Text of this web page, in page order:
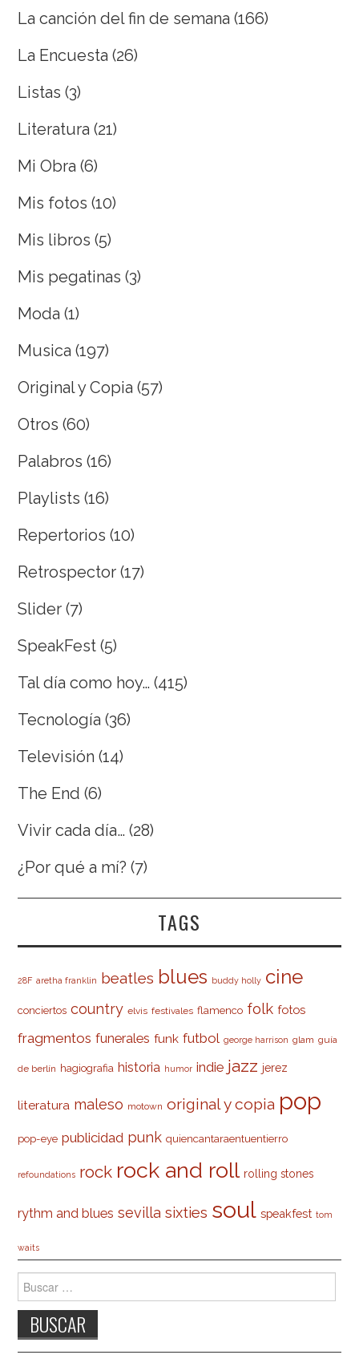
La canción del fin de semana (166)
La Encuesta (26)
Listas (3)
Literatura (21)
Mi Obra (6)
Mis fotos (10)
Mis libros (5)
Mis pegatinas (3)
Moda (1)
Musica (197)
Original y Copia (57)
Otros (60)
Palabros (16)
Playlists (16)
Repertorios (10)
Retrospector (17)
Slider (7)
SpeakFest (5)
Tal día como hoy… (415)
Tecnología (36)
Televisión (14)
The End (6)
Vivir cada día… (28)
¿Por qué a mí? (7)
TAGS
28F aretha franklin beatles blues buddy holly cine
conciertos country elvis festivales flamenco folk fotos
fragmentos funerales funk futbol george harrison glam guía
de berlín hagiografia historia humor indie jazz jerez
literatura maleso motown original y copia pop
pop-eye publicidad punk quiencantaraentuentierro
refoundations rock rock and roll rolling stones
rythm and blues sevilla sixties soul speakfest tom
waits
Buscar: